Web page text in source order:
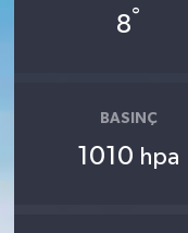
8°
BASINÇ
1010 hpa